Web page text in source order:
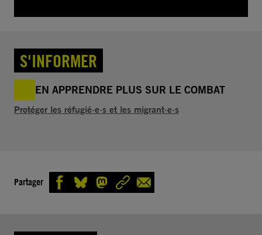
S'INFORMER
EN APPRENDRE PLUS SUR LE COMBAT
Protéger les réfugié·e·s et les migrant·e·s
Partager